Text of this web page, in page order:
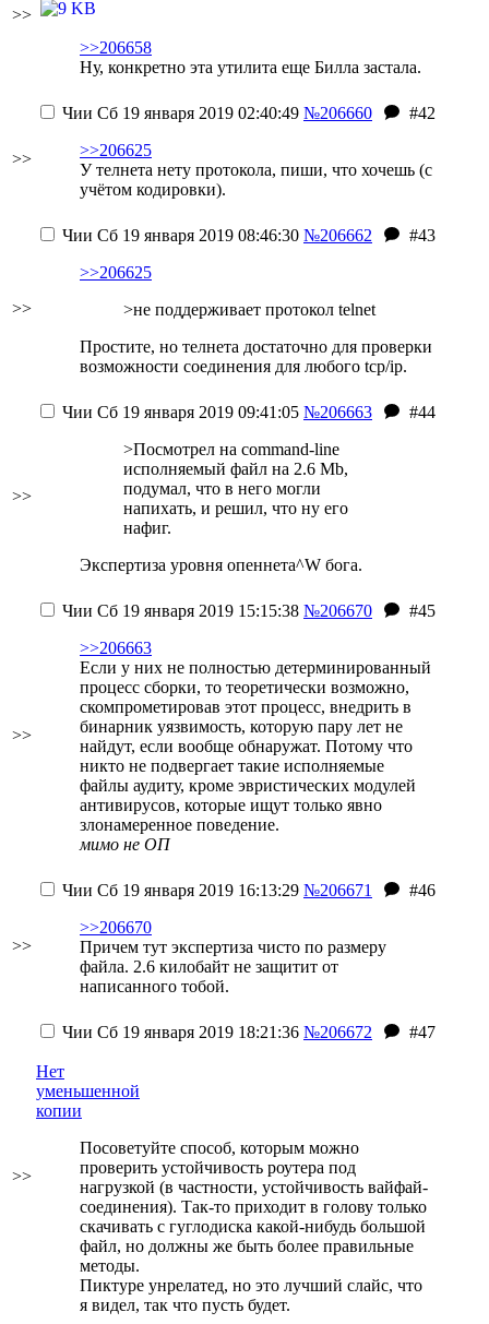
>>
>>206658
Ну, конкретно эта утилита еще Билла застала.
>>
Чии Сб 19 января 2019 02:40:49 №206660
#42
>>206625
У телнета нету протокола, пиши, что хочешь (с
учётом кодировки).
>>
Чии Сб 19 января 2019 08:46:30 №206662
#43
>>206625
>не поддерживает протокол telnet
Простите, но телнета достаточно для проверки
возможности соединения для любого tcp/ip.
>>
Чии Сб 19 января 2019 09:41:05 №206663
#44
>Посмотрел на command-line
исполняемый файл на 2.6 Mb,
подумал, что в него могли
напихать, и решил, что ну его
нафиг.
Экспертиза уровня опеннета^W бога.
>>
Чии Сб 19 января 2019 15:15:38 №206670
#45
>>206663
Если у них не полностью детерминированный
процесс сборки, то теоретически возможно,
скомпрометировав этот процесс, внедрить в
бинарник уязвимость, которую пару лет не
найдут, если вообще обнаружат. Потому что
никто не подвергает такие исполняемые
файлы аудиту, кроме эвристических модулей
антивирусов, которые ищут только явно
злонамеренное поведение.
мимо не ОП
>>
Чии Сб 19 января 2019 16:13:29 №206671
#46
>>206670
Причем тут экспертиза чисто по размеру
файла. 2.6 килобайт не защитит от
написанного тобой.
>>
Чии Сб 19 января 2019 18:21:36 №206672 #47
Нет
уменьшенной
копии
Посоветуйте способ, которым можно
проверить устойчивость роутера под
нагрузкой (в частности, устойчивость вайфай-
соединения). Так-то приходит в голову только
скачивать с гуглодиска какой-нибудь большой
файл, но должны же быть более правильные
методы.
Пиктуре унрелатед, но это лучший слайс, что
я видел, так что пусть будет.